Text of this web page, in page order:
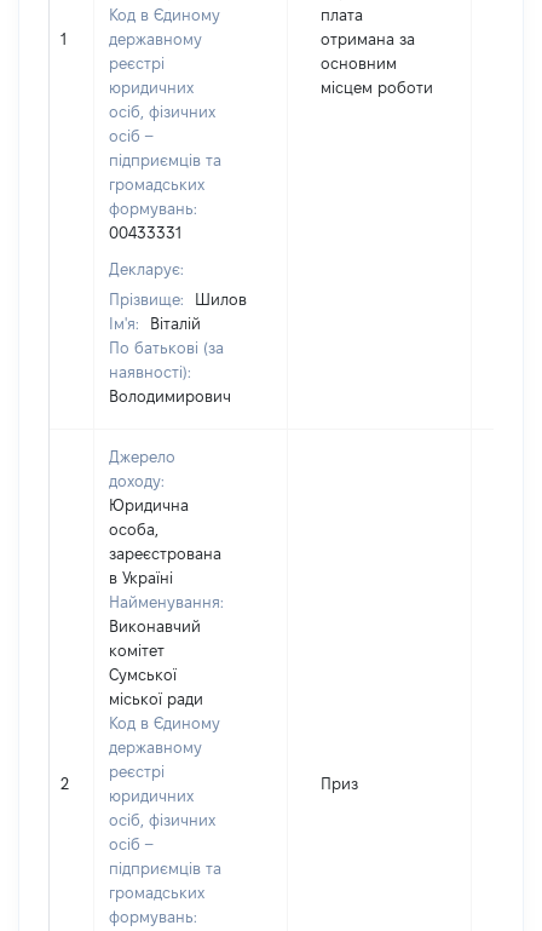
1
Код в Єдиному
державному
реєстрі
юридичних
осіб, фізичних
осіб –
підприємців та
громадських
формувань:
00433331
Декларує:
Прізвище:
Шилов
Ім'я:
Віталій
По батькові (за
наявності):
Володимирович
плата
отримана за
основним
місцем роботи
2
Джерело
доходу:
Юридична
особа,
зареєстрована
в Україні
Найменування:
Виконавчий
комітет
Сумської
міської ради
Код в Єдиному
державному
реєстрі
юридичних
осіб, фізичних
осіб –
підприємців та
громадських
формувань:
Приз